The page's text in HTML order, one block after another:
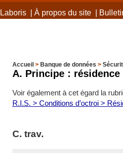
| À propos du site|
Accueil > Banque de données >
A. Principe :
Voir également à cet égard la
R.I.S. > Conditions d’octroi >
C. trav.